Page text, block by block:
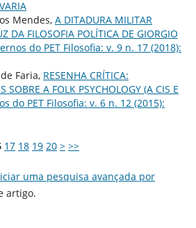
Mendes, A DITADURA MILITAR
DA FILOSOFIA POLÍTICA DE GIORGIO
do PET Filosofia: v. 9 n. 17 (2018):
Faria, RESENHA CRÍTICA:
SOBRE A FOLK PSYCHOLOGY (A CIS E
do PET Filosofia: v. 6 n. 12 (2015):
17 18 19 20 > >>
uma pesquisa avançada por
artigo.